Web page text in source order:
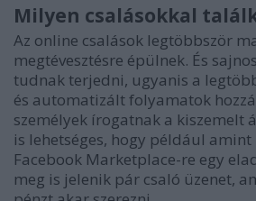
Milyen csalásokkal
Az online csalások legtöbbször
megtévesztésre épülnek. És
tudnak terjedni, ugyanis a
és automatizált folyamatok
személyek írogatnak a kiszemelt
is lehetséges, hogy például
Facebook Marketplace-re egy
meg is jelenik pár csaló üzenet,